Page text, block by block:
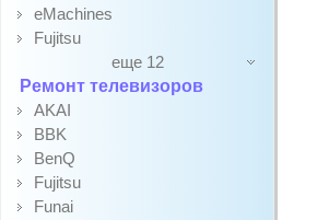
eMachines
Fujitsu
еще 12
Ремонт телевизоров
AKAI
BBK
BenQ
Fujitsu
Funai